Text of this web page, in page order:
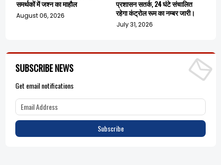
समर्थकों में जश्न का माहौल
August 06, 2026
प्रशासन सतर्क, 24 घंटे संचालित
रहेगा कंट्रोल रूम का नम्बर जारी।
July 31, 2026
SUBSCRIBE NEWS
Get email notifications